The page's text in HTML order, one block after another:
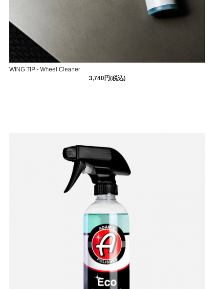
WING TIP - Wheel Cleaner
3,740円(税込)